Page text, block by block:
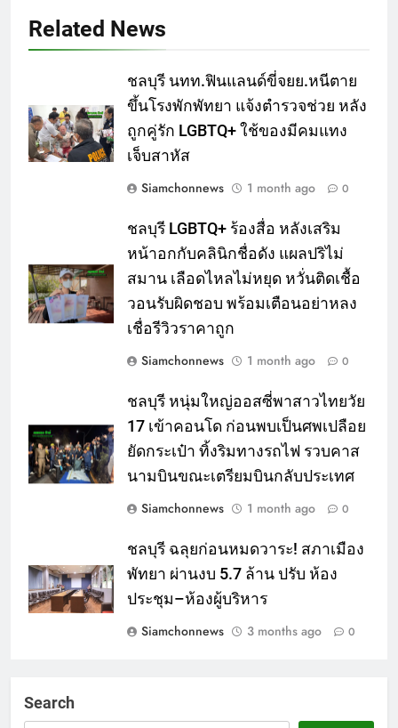
Related News
ชลบุรี นทท.ฟินแลนด์ขี่จยย.หนีตาย
ขึ้นโรงพักพัทยา แจ้งตำรวจช่วย หลัง
ถูกคู่รัก LGBTQ+ ใช้ของมีคมแทง
เจ็บสาหัส
Siamchonnews
1 month ago 0
ชลบุรี LGBTQ+ ร้องสื่อ หลังเสริม
หน้าอกกับคลินิกชื่อดัง แผลปริไม่
สมาน เลือดไหลไม่หยุด หวั่นติดเชื้อ
วอนรับผิดชอบ พร้อมเตือนอย่าหลง
เชื่อรีวิวราคาถูก
Siamchonnews
1 month ago 0
ชลบุรี หนุ่มใหญ่ออสซี่พาสาวไทยวัย
17 เข้าคอนโด ก่อนพบเป็นศพเปลือย
ยัดกระเป๋า ทิ้งริมทางรถไฟ รวบคาส
นามบินขณะเตรียมบินกลับประเทศ
Siamchonnews
1 month ago 0
ชลบุรี ฉลุยก่อนหมดวาระ! สภาเมือง
พัทยา ผ่านงบ 5.7 ล้าน ปรับ ห้อง
ประชุม–ห้องผู้บริหาร
Siamchonnews
3 months ago 0
Search